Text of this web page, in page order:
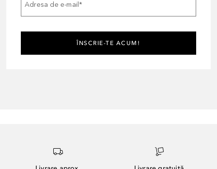
Adresa de e-mail*
ÎNSCRIE-TE ACUM!